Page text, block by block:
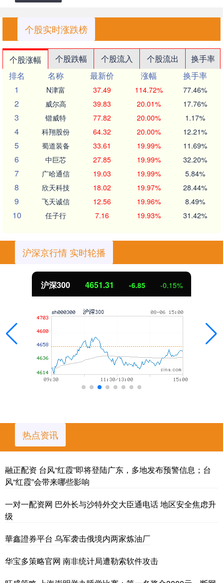
个股实时涨跌榜
个股涨幅 个股跌幅 个股流入 个股流出
换手率
排名
名称 最新价 涨幅
换手率
1
N津富 37.49 114.72% 77.46%
2 威尔高 39.83 20.01% 17.76%
3 锴威特 77.82 20.00% 1.17%
4 科翔股份 64.32 20.00% 12.21%
5 蜀道装备 33.61 19.99% 11.69%
6 中巨芯 27.85 19.99% 32.20%
7 广哈通信 19.03 19.99% 5.84%
8 欣天科技 18.02 19.97% 28.44%
9 飞天诚信 12.56 19.96% 8.49%
10 任子行 7.16 19.93% 31.42%
沪深京行情 实时轮播
北证50 1122.88 3.42 0.30%
热点资讯
融正配资 台风“红霞”即将登陆广东，多地发布预警信息；台
风“红霞”会带来哪些影响
一对一配资网 巴外长与沙特外交大臣通电话 地区安全焦虑升
级
華鑫證券平台 乌军袭击俄境内两家炼油厂
华宝多策略官网 南非统计局遭勒索软件攻击